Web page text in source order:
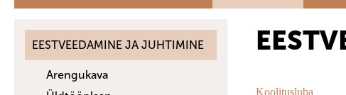
EESTVEEDAMINE JA JUHTIMINE
Arengukava
Koolitusluba